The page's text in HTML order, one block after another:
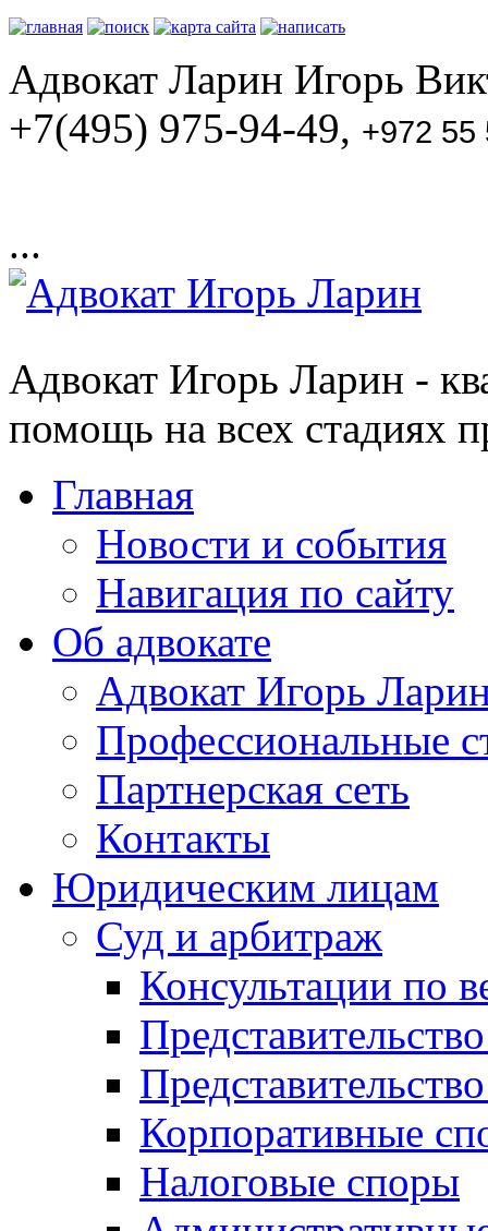
Адвокат Ларин Игорь
+7(495) 975-94-49, +972 55
...
Адвокат Игорь Ларин -
помощь на всех стадиях
Главная
Новости и события
Навигация по сайту
Об адвокате
Адвокат Игорь
Профессиональные
Партнерская сеть
Контакты
Юридическим лицам
Суд и арбитраж
Консультации по
Корпоративные
Налоговые споры